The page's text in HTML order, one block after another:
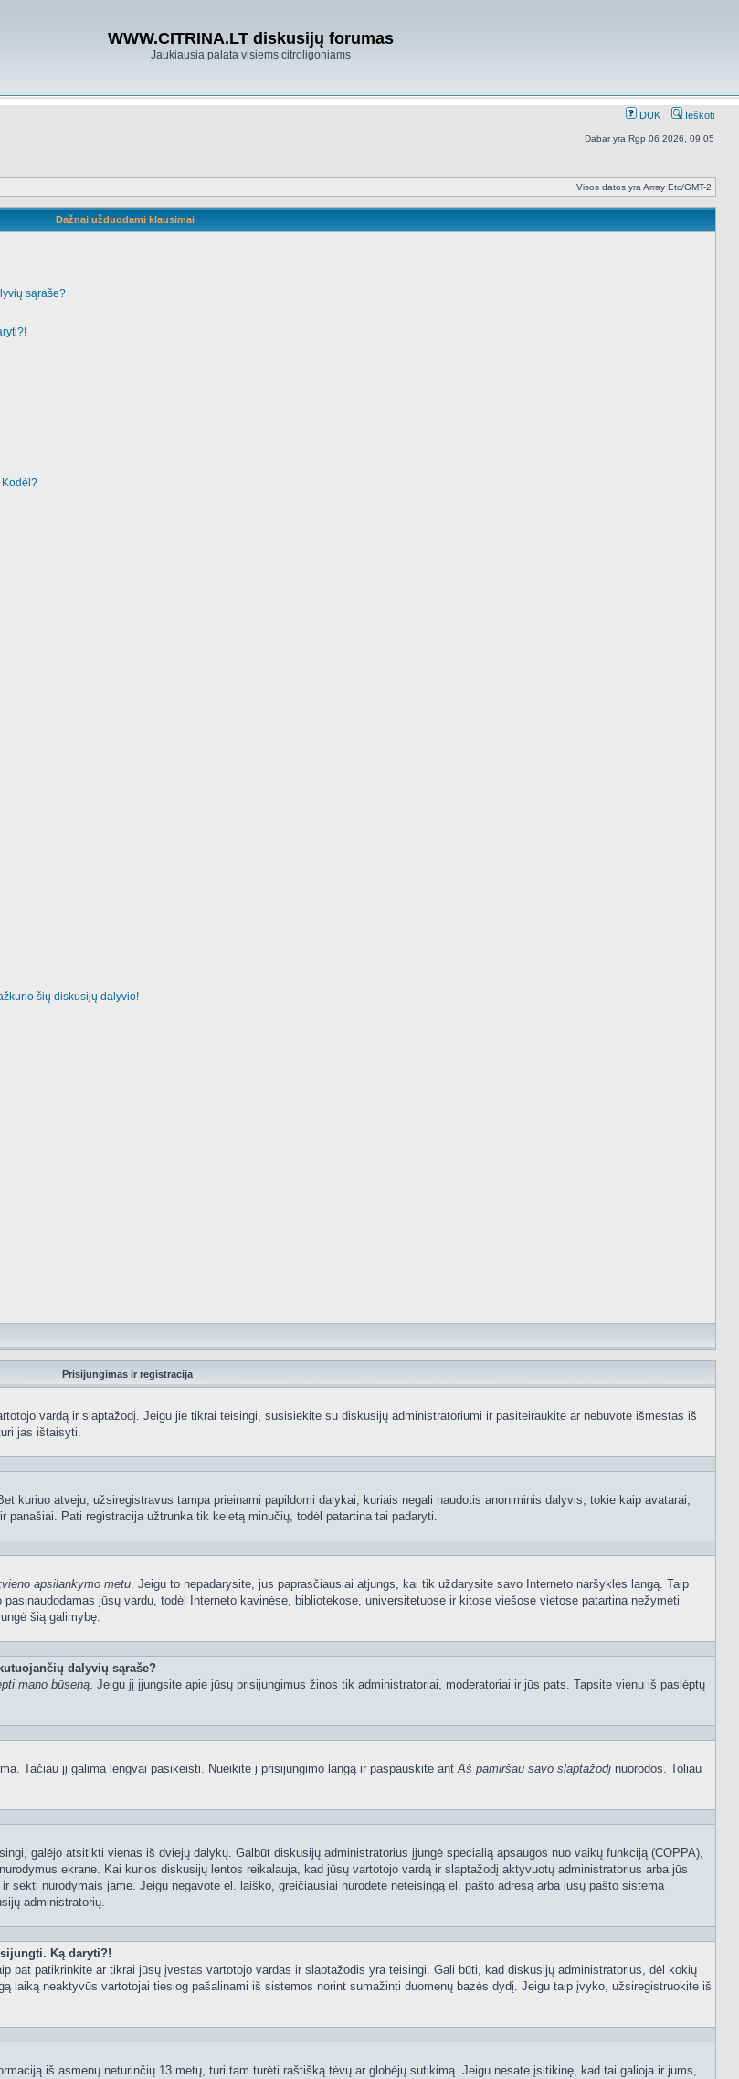
WWW.CITRINA.LT diskusijų forumas
Jaukiausia palata visiems citroligoniams
DUK Ieškoti
Dabar yra Rgp 06 2026, 09:05
Visos datos yra Array Etc/GMT-2
Dažnai užduodami klausimai
sąraše?
Kodėl?
šių diskusijų dalyvio!
Prisijungimas ir registracija
vardą ir slaptažodį. Jeigu jie tikrai teisingi, susisiekite su diskusijų administratoriumi ir pasiteiraukite ar nebuvote išmestas iš
jas ištaisyti.
kuriuo atveju, užsiregistravus tampa prieinami papildomi dalykai, kuriais negali naudotis anoniminis dalyvis, tokie kaip avatarai,
Pati registracija užtrunka tik keletą minučių, todėl patartina tai padaryti.
apsilankymo metu. Jeigu to nepadarysite, jus paprasčiausiai atjungs, kai tik uždarysite savo Interneto naršyklės langą. Taip
jūsų vardu, todėl Interneto kavinėse, bibliotekose, universitetuose ir kitose viešose vietose patartina nežymėti
šią galimybę.
dalyvių sąraše?
mano būseną. Jeigu jį įjungsite apie jūsų prisijungimus žinos tik administratoriai, moderatoriai ir jūs pats. Tapsite vienu iš paslėptų
Tačiau jį galima lengvai pasikeisti. Nueikite į prisijungimo langą ir paspauskite antAš pamiršau savo slaptažodį nuorodos. Toliau
galėjo atsitikti vienas iš dviejų dalykų. Galbūt diskusijų administratorius įjungė specialią apsaugos nuo vaikų funkciją (COPPA),
ekrane. Kai kurios diskusijų lentos reikalauja, kad jūsų vartotojo vardą ir slaptažodį aktyvuotų administratorius arba jūs
nurodymais jame. Jeigu negavote el. laiško, greičiausiai nurodėte neteisingą el. pašto adresą arba jūsų pašto sistema
administratorių.
Ką daryti?!
pat patikrinkite ar tikrai jūsų įvestas vartotojo vardas ir slaptažodis yra teisingi. Gali būti, kad diskusijų administratorius, dėl kokių
laiką neaktyvūs vartotojai tiesiog pašalinami iš sistemos norint sumažinti duomenų bazės dydį. Jeigu taip įvyko, užsiregistruokite iš
iš asmenų neturinčių 13 metų, turi tam turėti raštišką tėvų ar globėjų sutikimą. Jeigu nesate įsitikinę, kad tai galioja ir jums,